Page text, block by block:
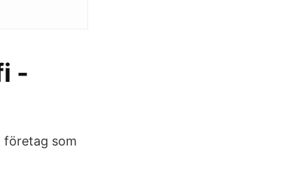
-
företag som